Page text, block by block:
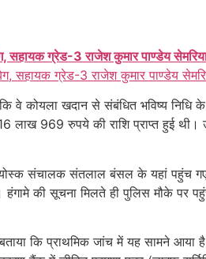
ग्रेड-3 राजेश कुमार पाण्डेय
ग्रेड-3 राजेश कुमार पाण्डेय
कोयला खदान से संबंधित भविष्य निधि
लाख 969 रुपये की राशि प्राप्त हुई
संचालक संतलाल बंसल के यहां पहुंच गए
की सूचना मिलते ही पुलिस मौके पर
बताया कि प्राथमिक जांच में यह सामने